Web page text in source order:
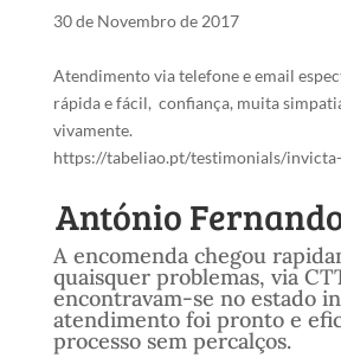
30 de Novembro de 2017
Atendimento via telefone e email
rápida e fácil, confiança, muita
vivamente.
https://tabeliao.pt/testimonials/
António
A encomenda chegou
quaisquer problemas, via
encontravam-se no estado
atendimento foi pronto e
processo sem percalços.